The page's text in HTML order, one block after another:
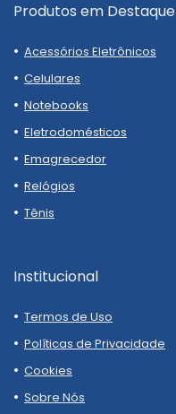
Produtos em Destaque
Acessórios Eletrônicos
Celulares
Notebooks
Eletrodomésticos
Emagrecedor
Relógios
Tênis
Institucional
Termos de Uso
Políticas de Privacidade
Cookies
Sobre Nós